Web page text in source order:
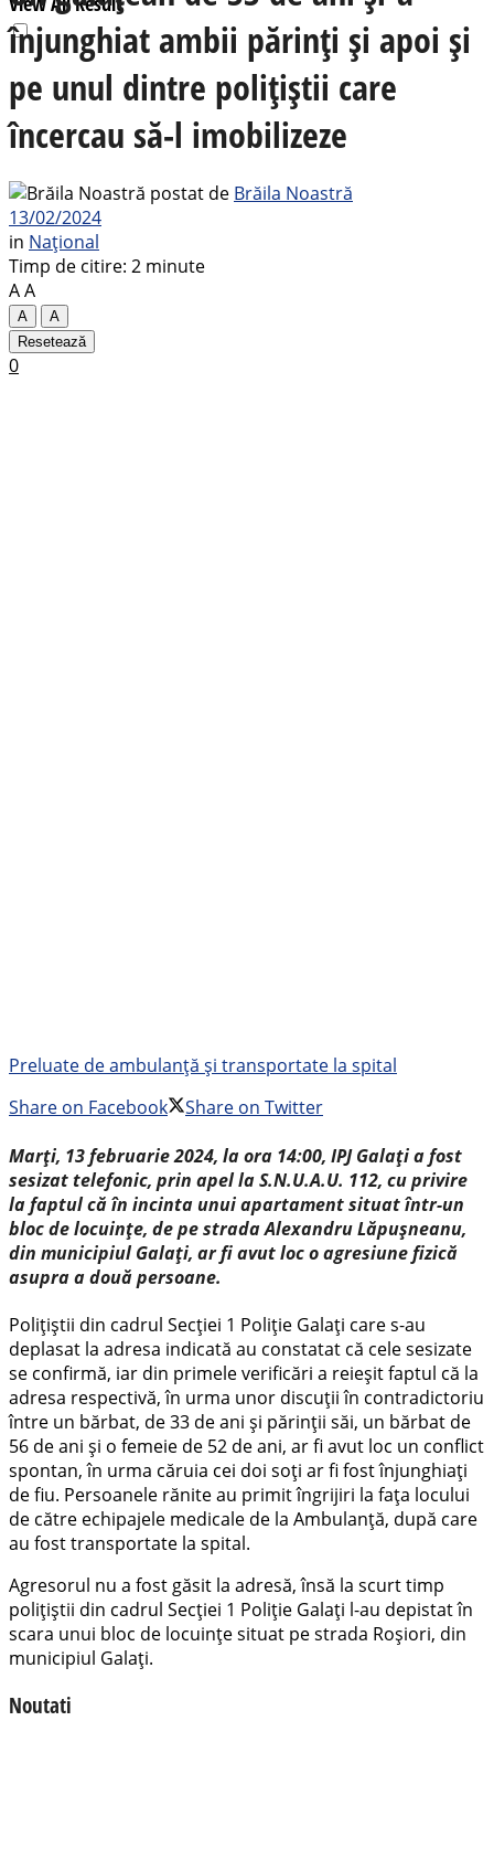
înjunghiat ambii părinți și apoi și
pe unul dintre polițiștii care
încercau să-l imobilizeze
postat de Brăila Noastră
13/02/2024
in Național
Timp de citire: 2 minute
AA
A
A
Resetează
0
Preluate de ambulanță și transportate la spital
Share on Facebook
Share on Twitter
Marți, 13 februarie 2024, la ora 14:00, IPJ Galați a fost
sesizat telefonic, prin apel la S.N.U.A.U. 112, cu privire
la faptul că în incinta unui apartament situat într-un
bloc de locuințe, de pe strada Alexandru Lăpușneanu,
din municipiul Galați, ar fi avut loc o agresiune fizică
asupra a două persoane.
Polițiștii din cadrul Secției 1 Poliție Galați care s-au
deplasat la adresa indicată au constatat că cele sesizate
se confirmă, iar din primele verificări a reieșit faptul că la
adresa respectivă, în urma unor discuții în contradictoriu
între un bărbat, de 33 de ani și părinții săi, un bărbat de
56 de ani și o femeie de 52 de ani, ar fi avut loc un conflict
spontan, în urma căruia cei doi soți ar fi fost înjunghiați
de fiu. Persoanele rănite au primit îngrijiri la fața locului
de către echipajele medicale de la Ambulanță, după care
au fost transportate la spital.
Agresorul nu a fost găsit la adresă, însă la scurt timp
polițiștii din cadrul Secției 1 Poliție Galați l-au depistat în
scara unui bloc de locuințe situat pe strada Roșiori, din
municipiul Galați.
Noutati